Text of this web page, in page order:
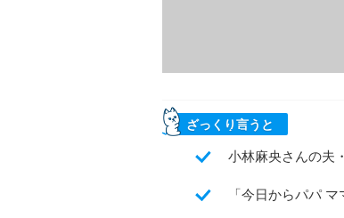
ざっくり言うと
小林麻央さんの夫
「今日からパパ